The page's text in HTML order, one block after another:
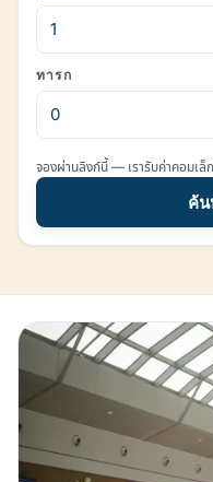
ทารก
จองผ่านลิงก์นี้ — เรารับค่าคอมเล็
ค้น